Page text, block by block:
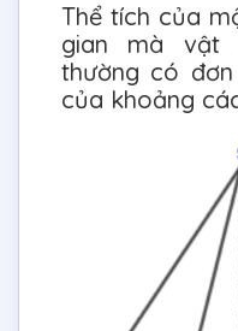
Thể tích của
gian mà vật
thường có
của khoảng